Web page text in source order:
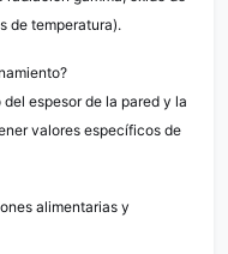
de temperatura).
espesor de la pared y la
valores específicos de
alimentarias y